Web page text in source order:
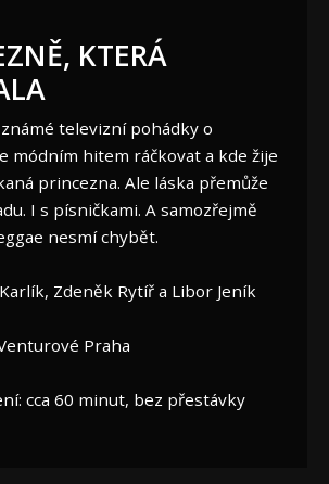
KTERÁ
televizní pohádky o
módním hitem ráčkovat a kde žije
princezna. Ale láska přemůže
I s písničkami. A samozřejmě
nesmí chybět.
Zdeněk Rytíř a Libor Jeník
Praha
cca 60 minut, bez přestávky